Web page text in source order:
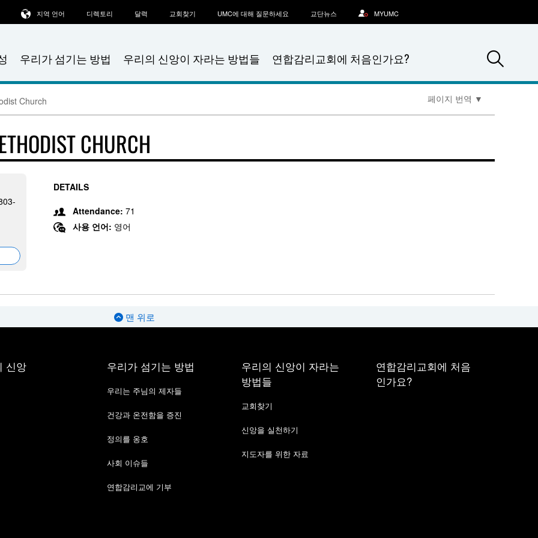
우리가 섬기는 방법 우리의 신앙이 자라는 방법들 연합감리교회에 처음인가요?
지역 언어 디렉토리 달력 교회찾기 UMC에 대해 질문하세요 교단뉴스 MYUMC
Church 페이지 번역 ▼
CHURCH
DETAILS
Attendance: 71
사용 언어: 영어
맨 위로
신앙 우리가 섬기는 방법
우리는 주님의 제자들
건강과 온전함을 증진
정의를 옹호
사회 이슈들
연합감리교에 기부
우리의 신앙이 자라는
방법들
교회찾기
신앙을 실천하기
지도자를 위한 자료
연합감리교회에 처음
인가요?